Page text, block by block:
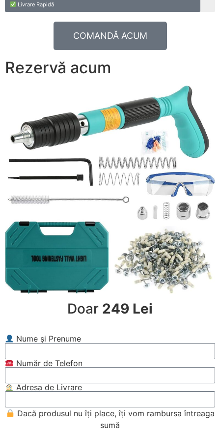
Livrare Rapidă
COMANDĂ ACUM
Rezervă acum
Doar 249 Lei
Nume și Prenume
Număr de Telefon
Adresa de Livrare
Dacă produsul nu îți place, îți vom rambursa întreaga
sumă